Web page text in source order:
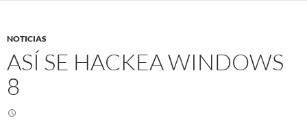
NOTICIAS
ASÍ SE HACKEA WINDOWS
8